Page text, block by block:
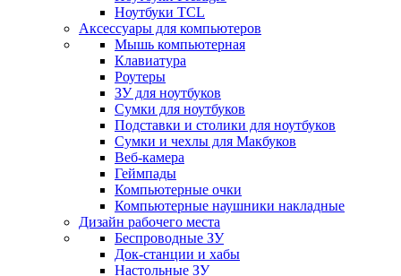
Ноутбуки TCL
Аксессуары для компьютеров
Мышь компьютерная
Клавиатура
Роутеры
ЗУ для ноутбуков
Сумки для ноутбуков
Подставки и столики для ноутбуков
Сумки и чехлы для Макбуков
Веб-камера
Геймпады
Компьютерные очки
Компьютерные наушники накладные
Дизайн рабочего места
Беспроводные ЗУ
Док-станции и хабы
Настольные ЗУ